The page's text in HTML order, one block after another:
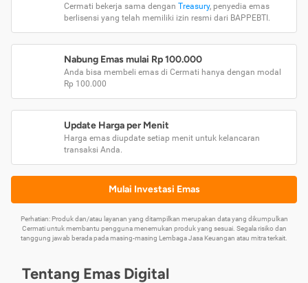
Cermati bekerja sama dengan Treasury, penyedia emas
berlisensi yang telah memiliki izin resmi dari BAPPEBTI.
Nabung Emas mulai Rp 100.000
Anda bisa membeli emas di Cermati hanya dengan modal
Rp 100.000
Update Harga per Menit
Harga emas diupdate setiap menit untuk kelancaran
transaksi Anda.
Mulai Investasi Emas
Perhatian: Produk dan/atau layanan yang ditampilkan merupakan data yang dikumpulkan
Cermati untuk membantu pengguna menemukan produk yang sesuai. Segala risiko dan
tanggung jawab berada pada masing-masing Lembaga Jasa Keuangan atau mitra terkait.
Tentang Emas Digital